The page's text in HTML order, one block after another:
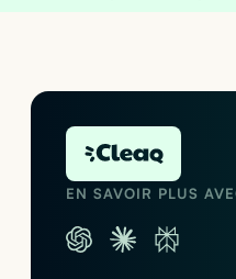
EN SAVOIR PLUS